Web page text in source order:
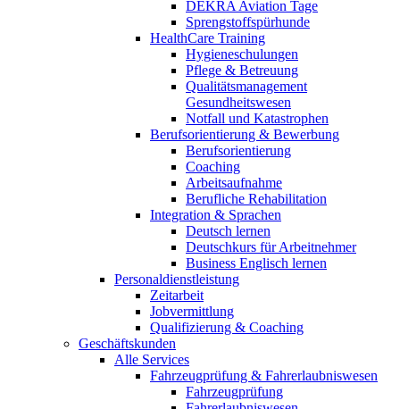
DEKRA Aviation Tage
Sprengstoffspürhunde
HealthCare Training
Hygieneschulungen
Pflege & Betreuung
Qualitätsmanagement
Gesundheitswesen
Notfall und Katastrophen
Berufsorientierung & Bewerbung
Berufsorientierung
Coaching
Arbeitsaufnahme
Berufliche Rehabilitation
Integration & Sprachen
Deutsch lernen
Deutschkurs für Arbeitnehmer
Business Englisch lernen
Personaldienstleistung
Zeitarbeit
Jobvermittlung
Qualifizierung & Coaching
Geschäftskunden
Alle Services
Fahrzeugprüfung & Fahrerlaubniswesen
Fahrzeugprüfung